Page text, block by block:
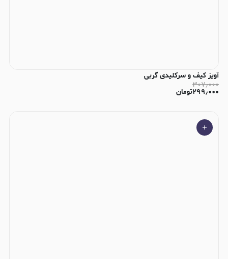
آویز کیف و سرکلیدی گربی
۳۰۷٫۰۰۰
۲۹۹٫۰۰۰تومان